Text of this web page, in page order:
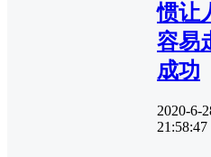
惯让
容易
成功
2020-6-
21:58:47